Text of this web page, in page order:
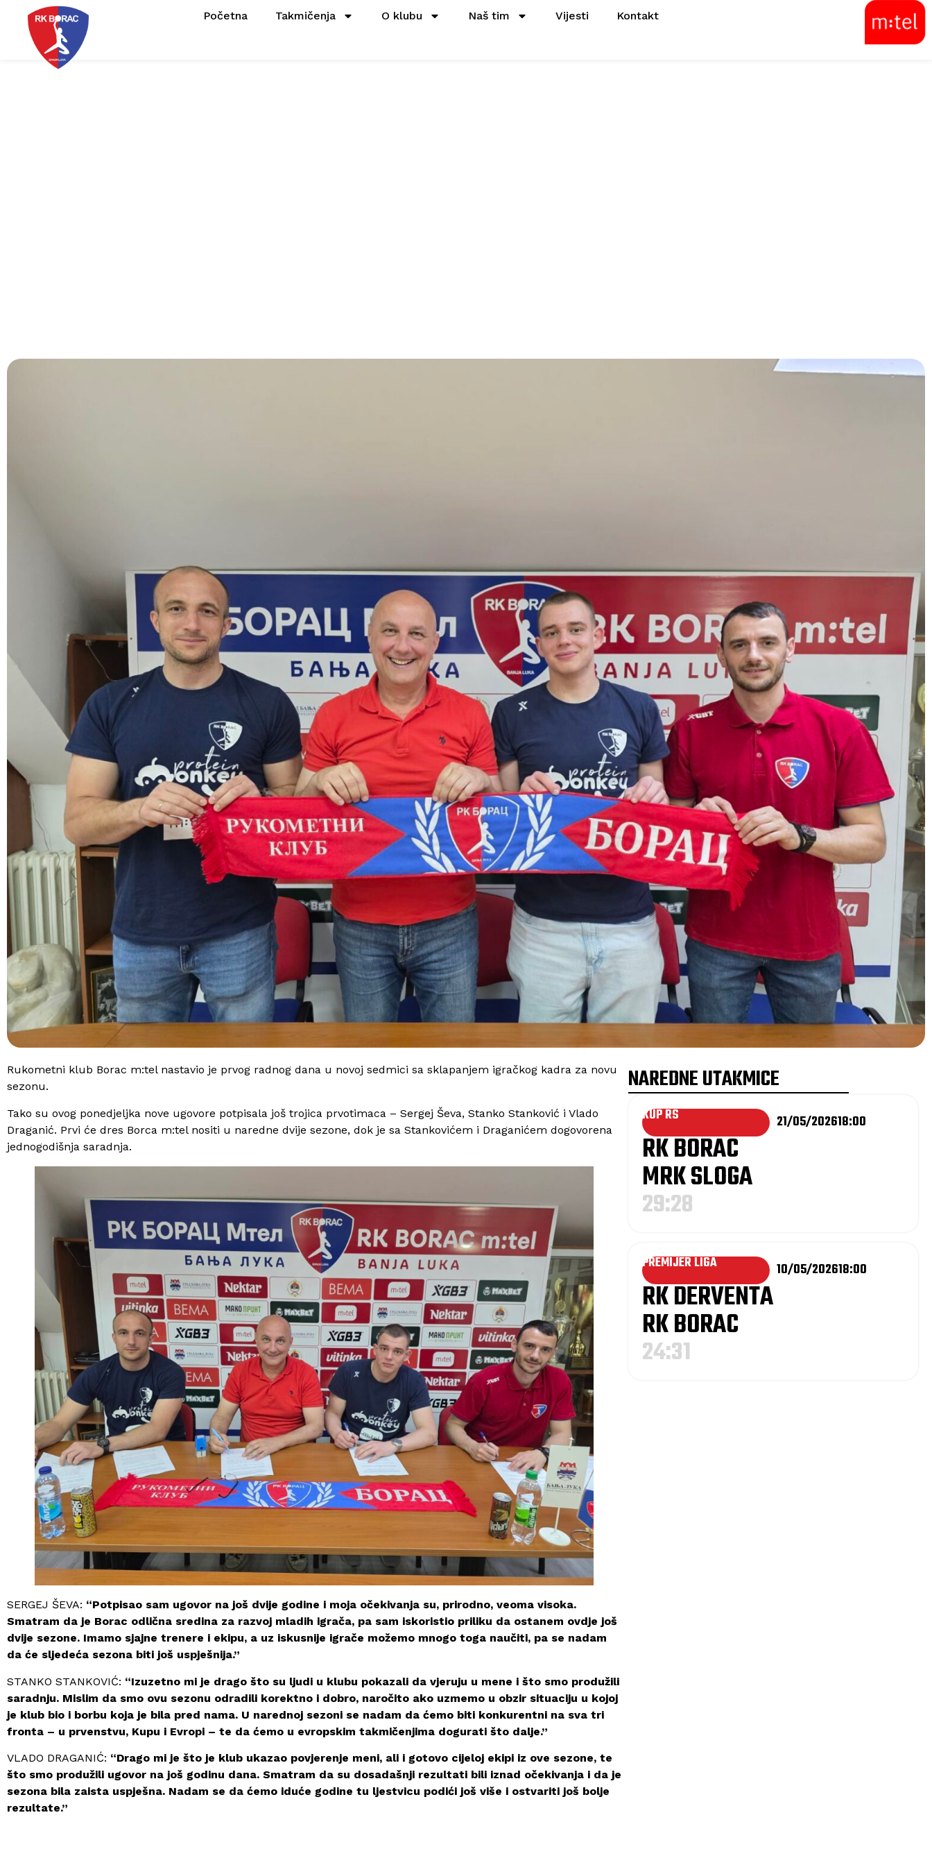
Početna Takmičenja O klubu Naš tim Vijesti Kontakt
Rukometni klub Borac m:tel nastavio je prvog radnog dana u novoj sedmici sa sklapanjem igračkog kadra za novu
sezonu.
Tako su ovog ponedjeljka nove ugovore potpisala još trojica prvotimaca – Sergej Ševa, Stanko Stanković i Vlado
Draganić. Prvi će dres Borca m:tel nositi u naredne dvije sezone, dok je sa Stankovićem i Draganićem dogovorena
jednogodišnja saradnja.
SERGEJ ŠEVA: “Potpisao sam ugovor na još dvije godine i moja očekivanja su, prirodno, veoma visoka.
Smatram da je Borac odlična sredina za razvoj mladih igrača, pa sam iskoristio priliku da ostanem ovdje još
dvije sezone. Imamo sjajne trenere i ekipu, a uz iskusnije igrače možemo mnogo toga naučiti, pa se nadam
da će sljedeća sezona biti još uspješnija.”
​STANKO STANKOVIĆ: “Izuzetno mi je drago što su ljudi u klubu pokazali da vjeruju u mene i što smo produžili
saradnju. Mislim da smo ovu sezonu odradili korektno i dobro, naročito ako uzmemo u obzir situaciju u kojoj
je klub bio i borbu koja je bila pred nama. U narednoj sezoni se nadam da ćemo biti konkurentni na sva tri
fronta – u prvenstvu, Kupu i Evropi – te da ćemo u evropskim takmičenjima dogurati što dalje.”
​VLADO DRAGANIĆ: “Drago mi je što je klub ukazao povjerenje meni, ali i gotovo cijeloj ekipi iz ove sezone, te
što smo produžili ugovor na još godinu dana. Smatram da su dosadašnji rezultati bili iznad očekivanja i da je
sezona bila zaista uspješna. Nadam se da ćemo iduće godine tu ljestvicu podići još više i ostvariti još bolje
rezultate.”
NAREDNE UTAKMICE
KUP RS 21/05/202618:00
RK BORAC
MRK SLOGA
29:28
PREMIJER LIGA 10/05/202618:00
RK DERVENTA
RK BORAC
24:31